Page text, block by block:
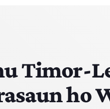
Timor-
ho